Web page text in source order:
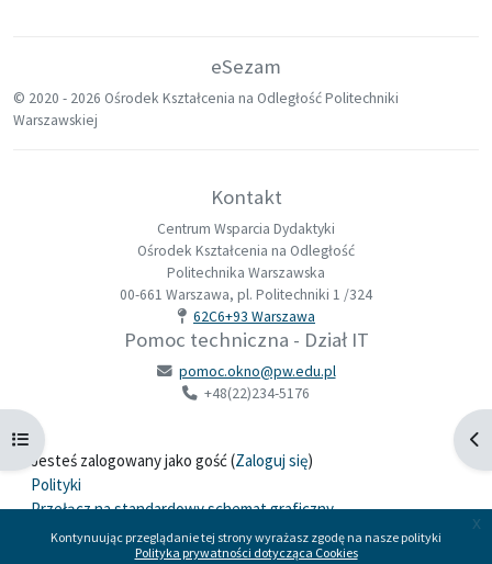
Kontynuując przeglądanie tej strony wyrażasz zgodę na nasze polityki
Polityka prywatności dotycząca Cookies
x
Otwórz indeks kursu
eSezam
© 2020 - 2026 Ośrodek Kształcenia na Odległość Politechniki
Warszawskiej
Kontakt
Centrum Wsparcia Dydaktyki
Ośrodek Kształcenia na Odległość
Politechnika Warszawska
00-661 Warszawa, pl. Politechniki 1 /324
62C6+93 Warszawa
Pomoc techniczna - Dział IT
pomoc.okno@pw.edu.pl
+48(22)234-5176
Jesteś zalogowany jako gość (Zaloguj się)
Polityki
Przełącz na standardowy schemat graficzny